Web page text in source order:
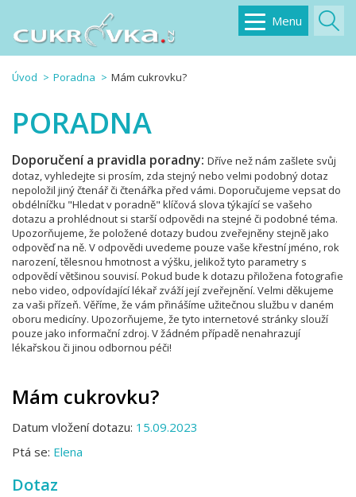
Menu
Úvod Poradna Mám cukrovku?
PORADNA
Doporučení a pravidla poradny: Dříve než nám zašlete svůj
dotaz, vyhledejte si prosím, zda stejný nebo velmi podobný dotaz
nepoložil jiný čtenář či čtenářka před vámi. Doporučujeme vepsat do
obdélníčku "Hledat v poradně" klíčová slova týkající se vašeho
dotazu a prohlédnout si starší odpovědi na stejné či podobné téma.
Upozorňujeme, že položené dotazy budou zveřejněny stejně jako
odpověď na ně. V odpovědi uvedeme pouze vaše křestní jméno, rok
narození, tělesnou hmotnost a výšku, jelikož tyto parametry s
odpovědí většinou souvisí. Pokud bude k dotazu přiložena fotografie
nebo video, odpovídající lékař zváží její zveřejnění. Velmi děkujeme
za vaši přízeň. Věříme, že vám přinášíme užitečnou službu v daném
oboru medicíny. Upozorňujeme, že tyto internetové stránky slouží
pouze jako informační zdroj. V žádném případě nenahrazují
lékařskou či jinou odbornou péči!
Mám cukrovku?
Datum vložení dotazu: 15.09.2023
Ptá se: Elena
Dotaz